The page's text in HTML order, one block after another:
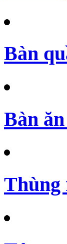
Bàn
Bàn
Thùng